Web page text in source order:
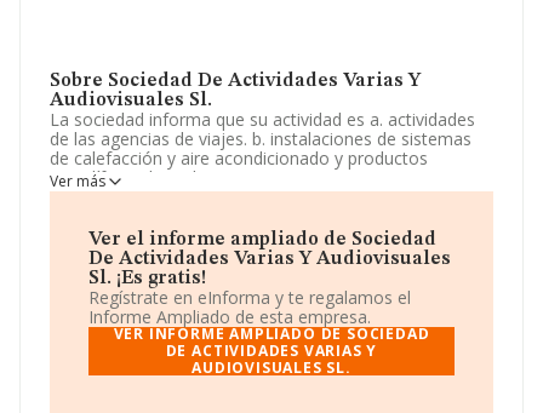
Sobre Sociedad De Actividades Varias Y
Audiovisuales Sl.
La sociedad informa que su actividad es a. actividades
de las agencias de viajes. b. instalaciones de sistemas
de calefacción y aire acondicionado y productos
petrolíferos. basado en rite. c. transportes terrestres
urbanos y suburbanos colectivos. d. producción,
distribución, compraventa. La empresa aparece inscrita
en el Registro Mercantil como Sociedad Limitada.
Clasifica su actividad CNAE como 'Actividades de las
agencias de viajes', código 7911. La empresa no tiene
actividad en mercados exteriores.
Sociedad de Actividades Varias y
Audiovisuales S.L, con NIF B54599519, está situada
Ver más
Ver el informe ampliado de Sociedad
De Actividades Varias Y Audiovisuales
Sl. ¡Es gratis!
Regístrate en eInforma y te regalamos el
Informe Ampliado de esta empresa.
VER INFORME AMPLIADO DE SOCIEDAD
DE ACTIVIDADES VARIAS Y
AUDIOVISUALES SL.